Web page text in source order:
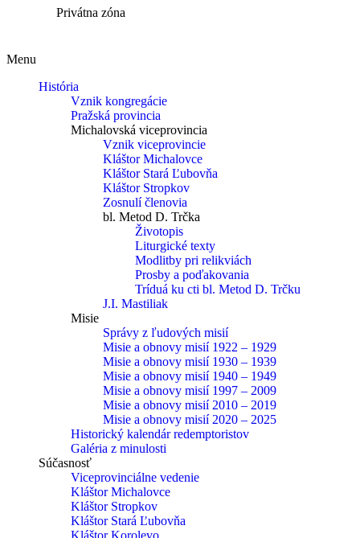
Privátna zóna
Menu
História
Vznik kongregácie
Pražská provincia
Michalovská viceprovincia
Vznik viceprovincie
Kláštor Michalovce
Kláštor Stará Ľubovňa
Kláštor Stropkov
Zosnulí členovia
bl. Metod D. Trčka
Životopis
Liturgické texty
Modlitby pri relikviách
Prosby a poďakovania
Tríduá ku cti bl. Metod D. Trčku
J.I. Mastiliak
Misie
Správy z ľudových misií
Misie a obnovy misií 1922 – 1929
Misie a obnovy misií 1930 – 1939
Misie a obnovy misií 1940 – 1949
Misie a obnovy misií 1997 – 2009
Misie a obnovy misií 2010 – 2019
Misie a obnovy misií 2020 – 2025
Historický kalendár redemptoristov
Galéria z minulosti
Súčasnosť
Viceprovinciálne vedenie
Kláštor Michalovce
Kláštor Stropkov
Kláštor Stará Ľubovňa
Kláštor Korolevo